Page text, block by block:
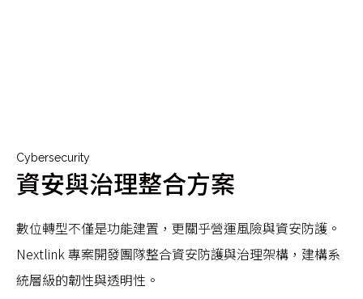
Cybersecurity
資安與治理整合方案
數位轉型不僅是功能建置，更關乎營運風險與資安防護。
Nextlink 專案開發團隊整合資安防護與治理架構，建構系
統層級的韌性與透明性。